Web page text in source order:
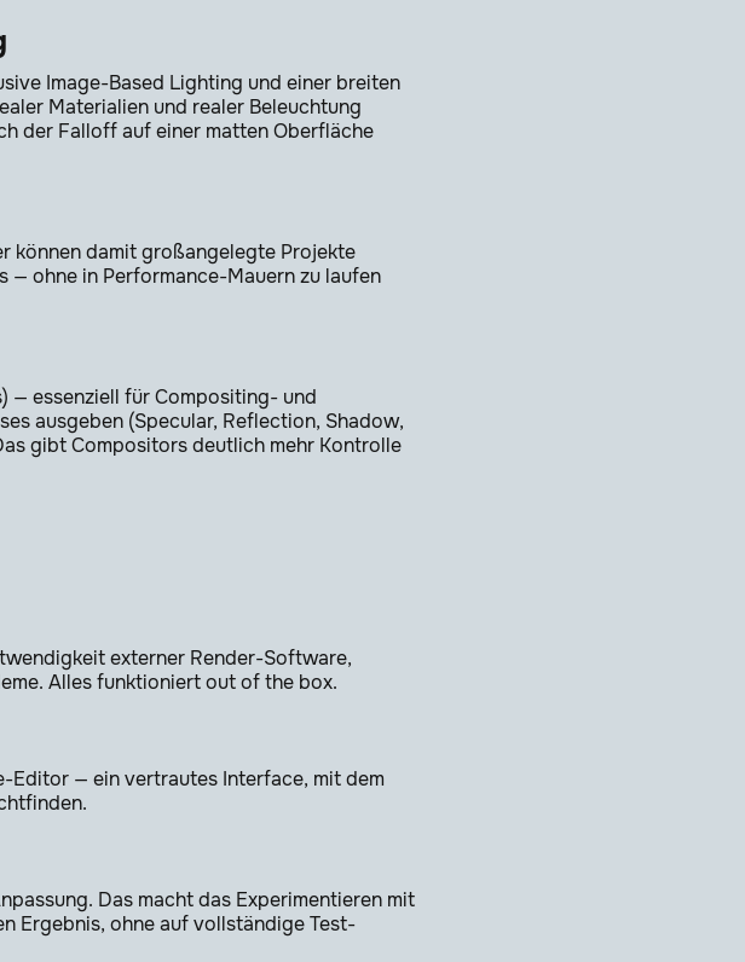
Image-Based Lighting und einer breiten
Materialien und realer Beleuchtung
der Falloff auf einer matten Oberfläche
können damit großangelegte Projekte
— ohne in Performance-Mauern zu laufen
— essenziell für Compositing- und
ausgeben (Specular, Reflection, Shadow,
gibt Compositors deutlich mehr Kontrolle
externer Render-Software,
Alles funktioniert out of the box.
— ein vertrautes Interface, mit dem
Das macht das Experimentieren mit
Ergebnis, ohne auf vollständige Test-